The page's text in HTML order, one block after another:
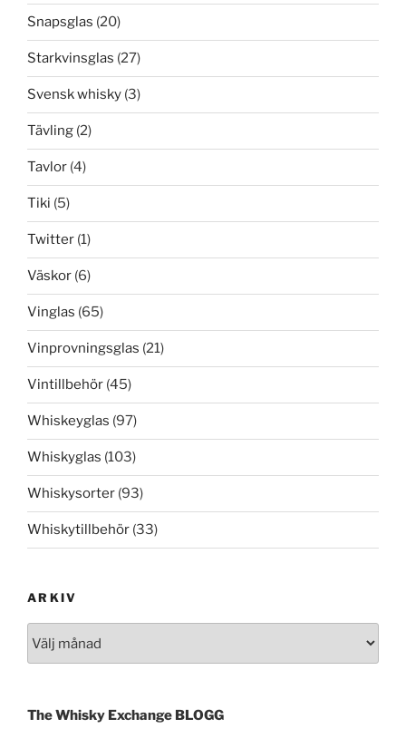
Snapsglas (20)
Starkvinsglas (27)
Svensk whisky (3)
Tävling (2)
Tavlor (4)
Tiki (5)
Twitter (1)
Väskor (6)
Vinglas (65)
Vinprovningsglas (21)
Vintillbehör (45)
Whiskeyglas (97)
Whiskyglas (103)
Whiskysorter (93)
Whiskytillbehör (33)
ARKIV
The Whisky Exchange BLOGG